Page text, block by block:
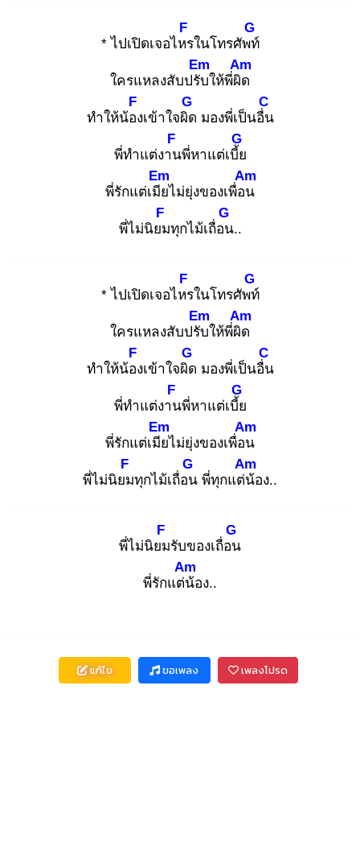
* ไปเปิดเจอไหร
F
ในโทรศัพท์
G
ใครแหลงสับปรับ
Em
ให้พี่ผิด
Am
ทำให้น้อง
F
เข้าใจผิด
G
มองพี่เป็นอื่น
C
พี่ทำแต่งาน
F
พี่หาแต่เบี้ย
G
พี่รักแต่เมีย
Em
ไม่ยุ่งของเพื่อน
Am
พี่ไม่นิยม
F
ทุกไม้เถื่อน
G
..
* ไปเปิดเจอไหร
F
ในโทรศัพท์
G
ใครแหลงสับปรับ
Em
ให้พี่ผิด
Am
ทำให้น้อง
F
เข้าใจผิด
G
มองพี่เป็นอื่น
C
พี่ทำแต่งาน
F
พี่หาแต่เบี้ย
G
พี่รักแต่เมีย
Em
ไม่ยุ่งของเพื่อน
Am
พี่ไม่นิยม
F
ทุกไม้เถื่อน
G
พี่ทุกแต่น้
Am
อง..
พี่ไม่นิยม
F
รับของเถื่อน
G
พี่รักแต่น้
Am
อง..
แก้ไข ขอเพลง เพลงโปรด